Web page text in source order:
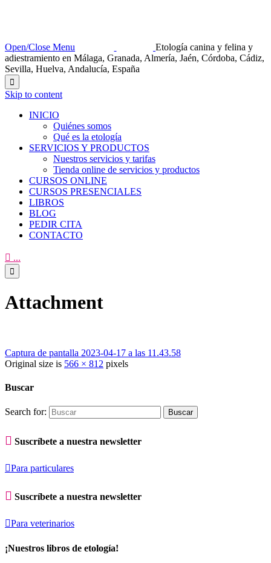
Open/Close Menu
Etología canina y felina y
adiestramiento en Málaga, Granada, Almería, Jaén, Córdoba, Cádiz,
Sevilla, Huelva, Andalucía, España

Skip to content
INICIO
Quiénes somos
Qué es la etología
SERVICIOS Y PRODUCTOS
Nuestros servicios y tarifas
Tienda online de servicios y productos
CURSOS ONLINE
CURSOS PRESENCIALES
LIBROS
BLOG
PEDIR CITA
CONTACTO
 ...

Attachment
Captura de pantalla 2023-04-17 a las 11.43.58
Original size is 566 × 812 pixels
Buscar
Search for:
 Suscríbete a nuestra newsletter
Para particulares
 Suscríbete a nuestra newsletter
Para veterinarios
¡Nuestros libros de etología!